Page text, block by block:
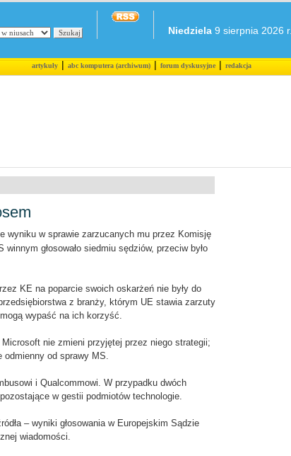
Niedziela 9 sierpnia 2026 r.
artykuły|abc komputera (archiwum)|forum dyskusyjne|redakcja
wyniku w sprawie zarzucanych mu przez Komisję
głosowało siedmiu sędziów, przeciw było
KE na poparcie swoich oskarżeń nie były do
z branży, którym UE stawia zarzuty
wypaść na ich korzyść.
Microsoft nie zmieni przyjętej przez niego strategii;
odmienny od sprawy MS.
i Qualcommowi. W przypadku dwóch
w gestii podmiotów technologie.
– wyniki głosowania w Europejskim Sądzie
wiadomości.